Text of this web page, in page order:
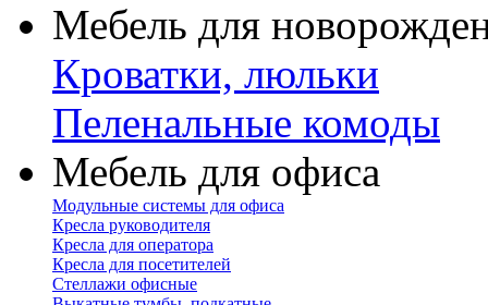
Мебель для
Кроватки, люльки
Пеленальные комоды
Мебель для офиса
Модульные системы для офиса
Кресла руководителя
Кресла для оператора
Кресла для посетителей
Стеллажи офисные